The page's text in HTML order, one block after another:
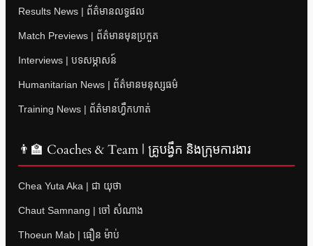
Results News | ព័ត៌មានលទ្ធផល
Match Previews | ព័ត៌មានមុនប្រកួត
Interviews | បទសម្ភាសន៍
Humanitarian News | ព័ត៌មានមនុស្សធម៌
Training News | ព័ត៌មានហ្វឹកហាត់
👨‍🏫 Coaches & Team | គ្រូបង្វឹក និងក្រុមការងារ
Chea Yuta Aka | ជា យុថា
Chaut Samnang | ចៅ សំណាង
Thoeun Mab | ធឿន ម៉ាប់